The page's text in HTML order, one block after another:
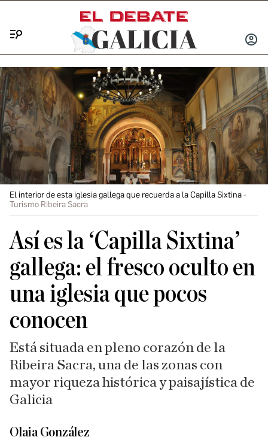
INICIAR
El interior de esta iglesia gallega que recuerda a la Capilla Sixtina
Turismo Ribeira Sacra
Así es la ‘Capilla Sixtina’
gallega: el fresco oculto en
una iglesia que pocos
conocen
Está situada en pleno corazón de la
Ribeira Sacra, una de las zonas con
mayor riqueza histórica y paisajística de
Galicia
Olaia González